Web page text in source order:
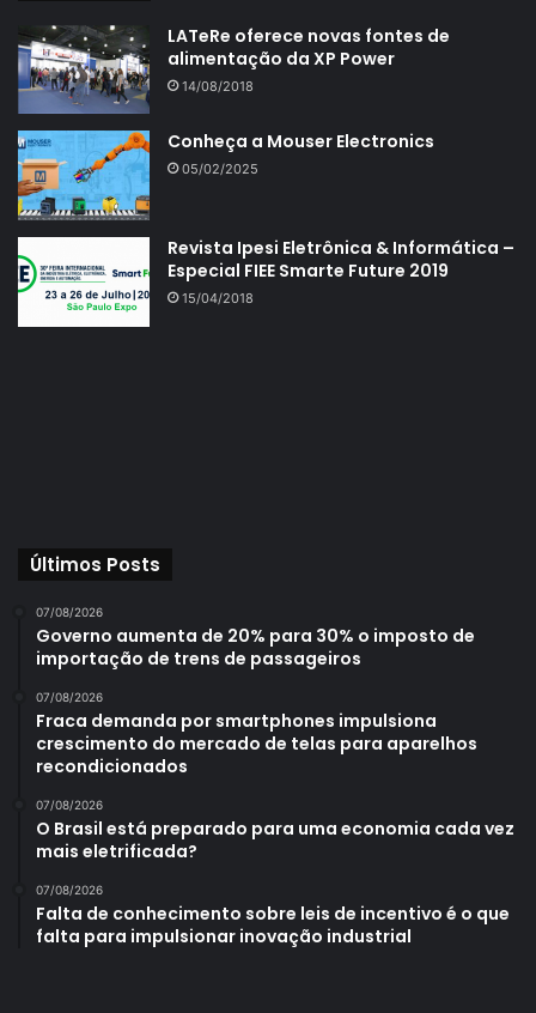
LATeRe oferece novas fontes de
alimentação da XP Power
14/08/2018
Conheça a Mouser Electronics
05/02/2025
Revista Ipesi Eletrônica & Informática –
Especial FIEE Smarte Future 2019
15/04/2018
Últimos Posts
07/08/2026
Governo aumenta de 20% para 30% o imposto de
importação de trens de passageiros
07/08/2026
Fraca demanda por smartphones impulsiona
crescimento do mercado de telas para aparelhos
recondicionados
07/08/2026
O Brasil está preparado para uma economia cada vez
mais eletrificada?
07/08/2026
Falta de conhecimento sobre leis de incentivo é o que
falta para impulsionar inovação industrial